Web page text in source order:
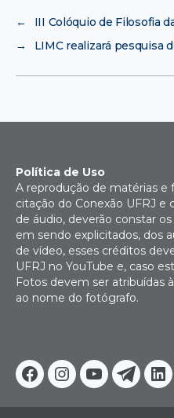
←
III Colóquio de Filosofia
→
LIMC realizará pesquisa
Facebook
Instagram
Youtube
Política de Uso
A reprodução de matérias
citação do Conexão UFRJ e
de áudio, deverão constar
em sendo explicitados, dos
de vídeo, esses créditos
UFRJ no YouTube e, caso
Fotos devem ser atribuídas
ao nome do fotógrafo.